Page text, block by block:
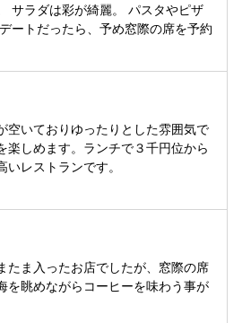
サラダは彩が綺麗。 パスタやピザ
ートだったら、予め窓際の席を予約
空いておりゆったりとした雰囲気で
楽しめます。ランチで３千円位から
レストランです。
たま入ったお店でしたが、窓際の席
を眺めながらコーヒーを味わう事が